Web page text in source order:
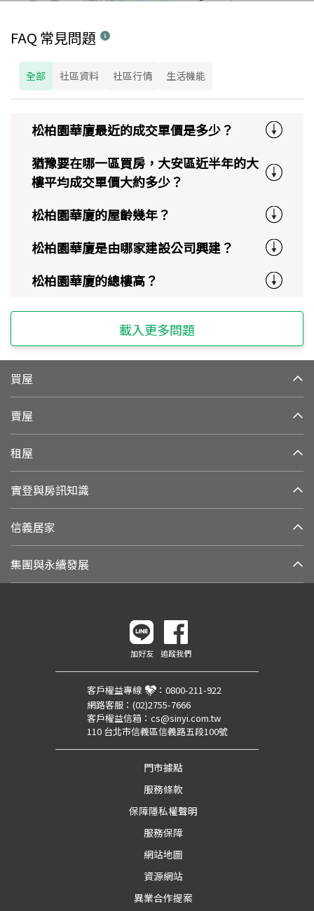
FAQ 常見問題
全部 社區資料 社區行情 生活機能
松柏園華廈最近的成交單價是多少？
猶豫要在哪一區買房，大安區近半年的大
樓平均成交單價大約多少？
松柏園華廈的屋齡幾年？
松柏園華廈是由哪家建設公司興建？
松柏園華廈的總樓高？
載入更多問題
買屋
賣屋
租屋
實登與房訊知識
信義居家
集團與永續發展
加好友 追蹤我們
客戶權益專線 ： 0800-211-922
網路客服： (02)2755-7666
客戶權益信箱： cs@sinyi.com.tw
110 台北市信義區信義路五段100號
門市據點
服務條款
保障隱私權聲明
服務保障
網站地圖
資源網站
異業合作提案